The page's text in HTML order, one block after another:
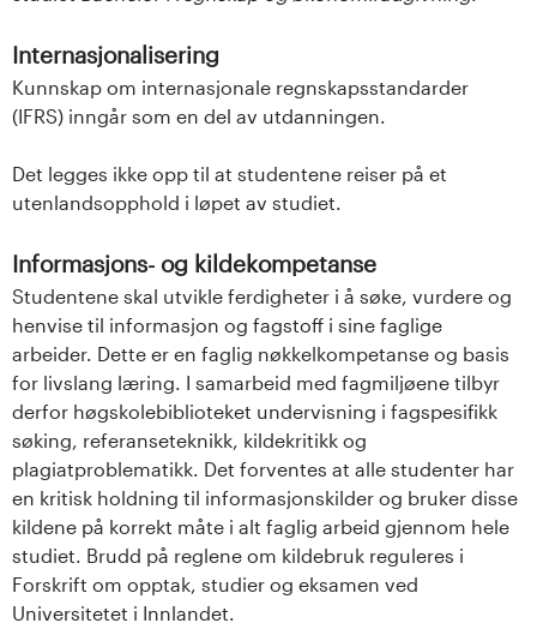
Internasjonalisering
Kunnskap om internasjonale regnskapsstandarder
(IFRS) inngår som en del av utdanningen.
Det legges ikke opp til at studentene reiser på et
utenlandsopphold i løpet av studiet.
Informasjons- og kildekompetanse
Studentene skal utvikle ferdigheter i å søke, vurdere og
henvise til informasjon og fagstoff i sine faglige
arbeider. Dette er en faglig nøkkelkompetanse og basis
for livslang læring. I samarbeid med fagmiljøene tilbyr
derfor høgskolebiblioteket undervisning i fagspesifikk
søking, referanseteknikk, kildekritikk og
plagiatproblematikk. Det forventes at alle studenter har
en kritisk holdning til informasjonskilder og bruker disse
kildene på korrekt måte i alt faglig arbeid gjennom hele
studiet. Brudd på reglene om kildebruk reguleres i
Forskrift om opptak, studier og eksamen ved
Universitetet i Innlandet.